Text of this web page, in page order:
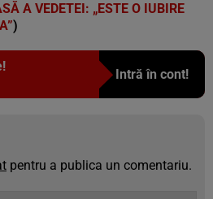
A VEDETEI: „ESTE O IUBIRE
)
Intră în cont!
pentru a publica un comentariu.